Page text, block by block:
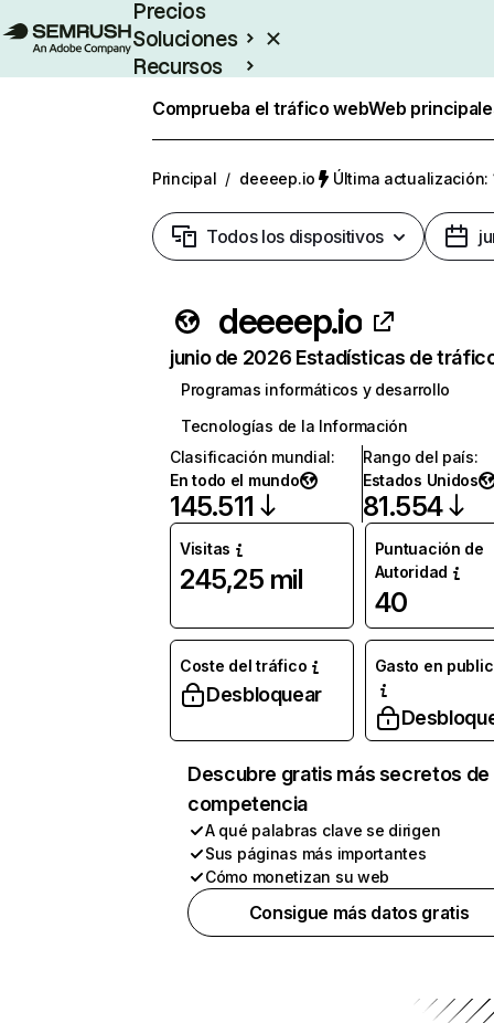
Precios
Soluciones
Recursos
Comprueba el tráfico webWeb
Principal / deeeep.io Última actualización:
Todos los dispositivos
deeeep.io
junio de 2026 Estadísticas de
Programas informáticos y desarrollo
Tecnologías de la Información
Clasificación mundial:
En todo el mundo
145.511
Rango del país:
Estados Unidos
81.554
Visitas
245,25 mil
Puntuación de
Autoridad
40
Coste del tráfico
Desbloquear
Gasto en
Descubre gratis más secretos de
competencia
A qué palabras clave se dirigen
Sus páginas más importantes
Cómo monetizan su web
Consigue más datos gratis